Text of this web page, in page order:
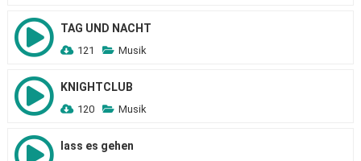
TAG UND NACHT
121 Musik
KNIGHTCLUB
120 Musik
lass es gehen